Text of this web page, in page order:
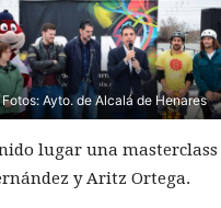
Fotos: Ayto. de Alcalá de Henares
lugar una masterclass
y Aritz Ortega.